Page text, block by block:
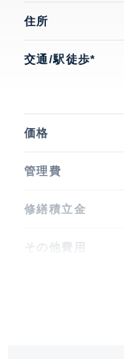
住所
交通/駅徒歩*
価格
管理費
修繕積立金
その他費用